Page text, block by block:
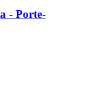
-​ Porte-​